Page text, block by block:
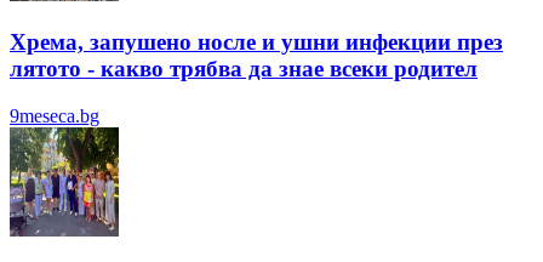
Хрема, запушено носле и ушни инфекции през
лятотo - какво трябва да знае всеки родител
9meseca.bg